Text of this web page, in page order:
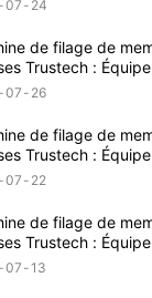
07 24
de filage de
Trustech :
(18)
07 26
de filage de
Trustech :
(17)
07 22
de filage de
Trustech :
(16)
07 13